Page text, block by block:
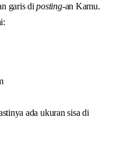
garis diposting-an Kamu.
ada ukuran sisa di